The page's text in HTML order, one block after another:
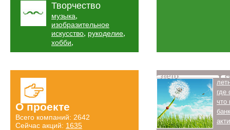
Творчество
музыка,
изобразительное
искусство, рукоделие,
хобби,
О проекте
Всего компаний: 2642
Сейчас акций: 1635
Лето
где
что